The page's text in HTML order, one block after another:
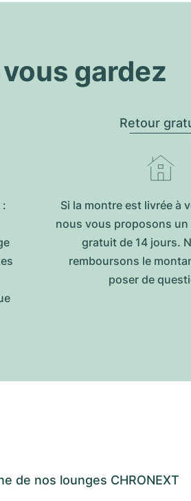
gardez
Retour
Si la montre est livrée à
nous vous proposons
gratuit de 14 jours.
remboursons le
poser de
de nos lounges CHRONEXT